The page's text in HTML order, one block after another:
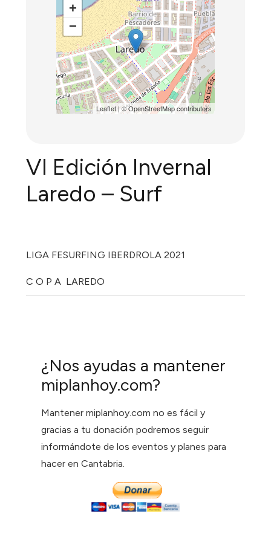
+
−
Leaflet| ©OpenStreetMapcontributors
VI Edición Invernal
Laredo – Surf
LIGA FESURFING IBERDROLA 2021
C O P A LAREDO
¿Nos ayudas a mantener
miplanhoy.com?
Mantener miplanhoy.com no es fácil y
gracias a tu donación podremos seguir
informándote de los eventos y planes para
hacer en Cantabria.